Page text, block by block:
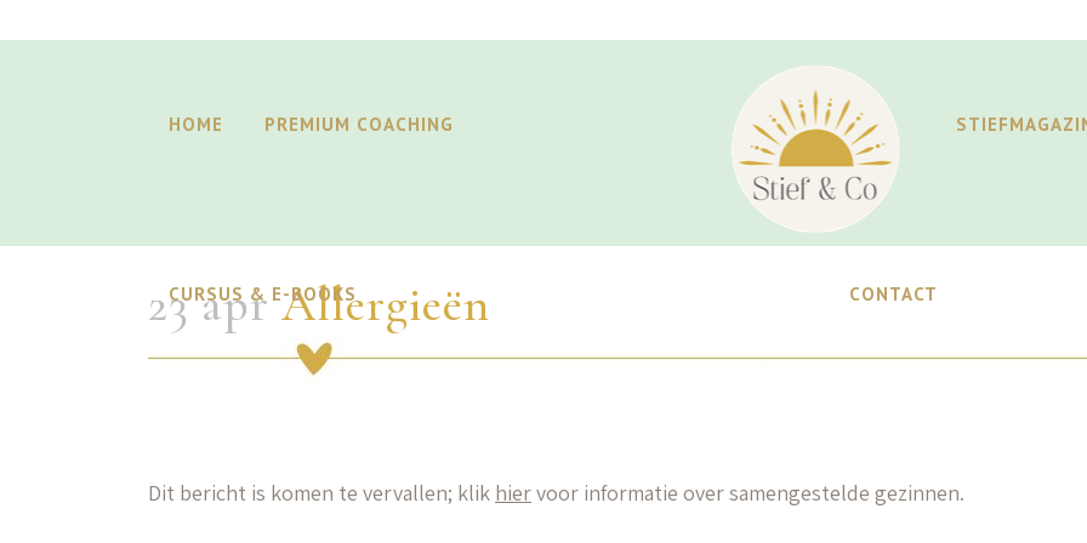
HOME PREMIUM COACHING
CURSUS & E-BOOKS CONTACT
23 aprAllergieën
Dit bericht is komen te vervallen; klik hiervoor informatie over samengestelde gezinnen.